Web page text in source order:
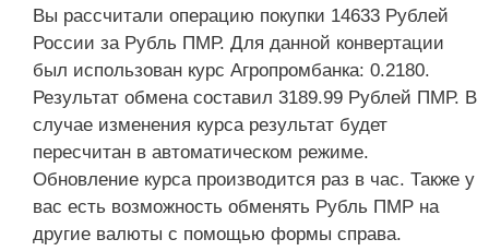
Вы рассчитали операцию покупки 14633 Рублей
России за Рубль ПМР. Для данной конвертации
был использован курс Агропромбанка: 0.2180.
Результат обмена составил 3189.99 Рублей ПМР. В
случае изменения курса результат будет
пересчитан в автоматическом режиме.
Обновление курса производится раз в час. Также у
вас есть возможность обменять Рубль ПМР на
другие валюты с помощью формы справа.